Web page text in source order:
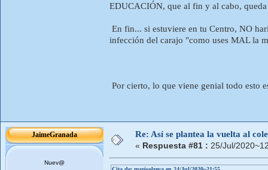
EDUCACIÓN, que al fin y al cabo,
En fin... si estuviere en tu Centro, NO
infección del carajo "como uses MAL la
Por cierto, lo que viene genial todo esto
JaimeGranada
Nuev@
Re: Así se plantea la vuelta al
« Respuesta #81 : 25/Jul/